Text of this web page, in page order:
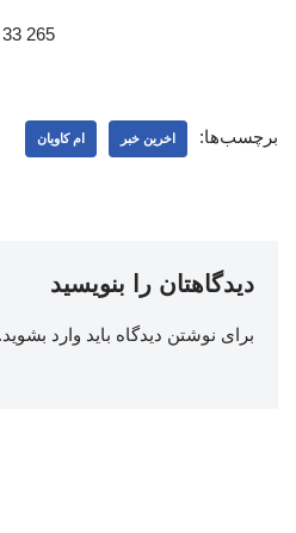
265 33
برچسب‌ها: اخرین خبر ام کاویان
دیدگاهتان را بنویسید
برای نوشتن دیدگاه باید وارد بشوید.